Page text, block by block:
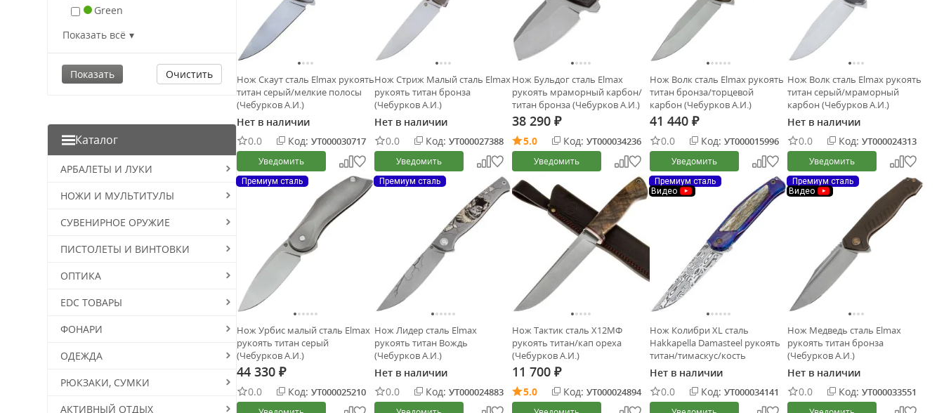
Green
Orange
Purple
Показать всё
Очистить
Каталог
АРБАЛЕТЫ И ЛУКИ
НОЖИ И МУЛЬТИТУЛЫ
СУВЕНИРНОЕ ОРУЖИЕ
ПИСТОЛЕТЫ И ВИНТОВКИ
ОПТИКА
EDC ТОВАРЫ
ФОНАРИ
ОДЕЖДА
РЮКЗАКИ, СУМКИ
АКТИВНЫЙ ОТДЫХ
Нож Скаут сталь Elmax рукоять
титан серый/мелкие полосы
(Чебурков А.И.)
Нет в наличии
0.0
Код: УТ000030717
Уведомить
Нож Стриж Малый сталь Elmax
рукоять титан бронза
(Чебурков А.И.)
Нет в наличии
0.0
Код: УТ000027388
Уведомить
Нож Бульдог сталь Elmax
рукоять мраморный карбон/
титан бронза (Чебурков А.И.)
38 290 ₽
5.0 Код: УТ000034236
Уведомить
Нож Волк сталь Elmax рукоять
титан бронза/торцевой
карбон (Чебурков А.И.)
41 440 ₽
0.0 Код: УТ000015996
Уведомить
Нож Волк сталь Elmax рукоять
титан серый/мраморный
карбон (Чебурков А.И.)
Нет в наличии
0.0
Код: УТ000024313
Уведомить
Премиум сталь
Нож Урбис малый сталь Elmax
рукоять титан серый
(Чебурков А.И.)
44 330 ₽
0.0 Код: УТ000025210
Премиум сталь
Нож Лидер сталь Elmax
рукоять титан Вождь
(Чебурков А.И.)
Нет в наличии
0.0
Код: УТ000024883
Нож Тактик сталь Х12МФ
рукоять титан/кап ореха
(Чебурков А.И.)
11 700 ₽
5.0 Код: УТ000024894
Премиум сталь
Видео
Нож Колибри XL сталь
Hakkapella Damasteel рукоять
титан/тимаскус/кость
(Чебурков А.И.)
Нет в наличии
0.0
Код: УТ000034141
Премиум сталь
Видео
Нож Медведь сталь Elmax
рукоять титан бронза
(Чебурков А.И.)
Нет в наличии
0.0
Код: УТ000033551